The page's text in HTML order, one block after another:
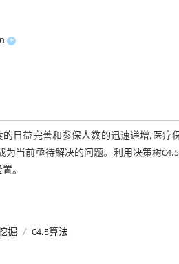
+
的日益完善和参保人数的迅速递增,医
为当前亟待解决的问题。利用决策树
。
掘 / C4.5算法